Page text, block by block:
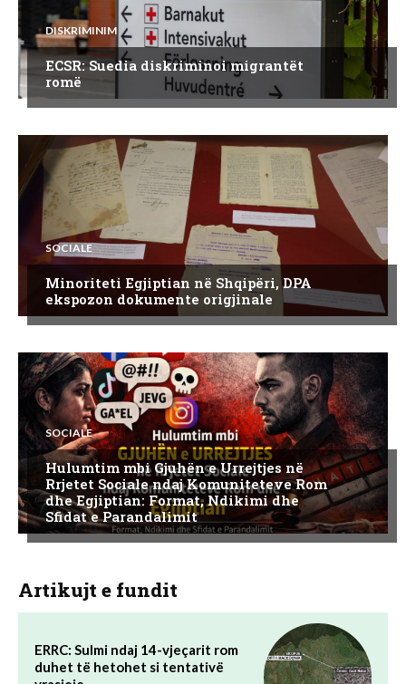
DISKRIMINIM
ECSR: Suedia diskriminoi migrantët
romë
SOCIALE
Minoriteti Egjiptian në Shqipëri, DPA
ekspozon dokumente origjinale
SOCIALE
Hulumtim mbi Gjuhën e Urrejtjes në
Rrjetet Sociale ndaj Komuniteteve Rom
dhe Egjiptian: Format, Ndikimi dhe
Sfidat e Parandalimit
Artikujt e fundit
ERRC: Sulmi ndaj 14-vjeçarit rom
duhet të hetohet si tentativë